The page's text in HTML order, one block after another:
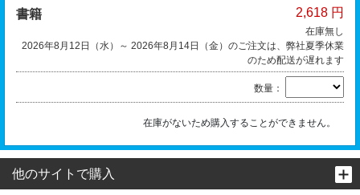
書籍 2,618 円
在庫無し
2026年8月12日（水）～ 2026年8月14日（金）のご注文は、弊社夏季休業
のため配送が遅れます
数量：
在庫がないため購入することができません。
他のサイトで購入